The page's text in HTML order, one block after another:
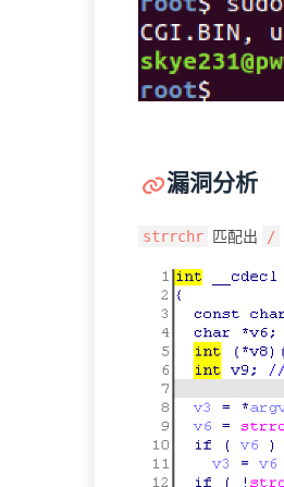
漏洞分析
strrchr 匹配出 /